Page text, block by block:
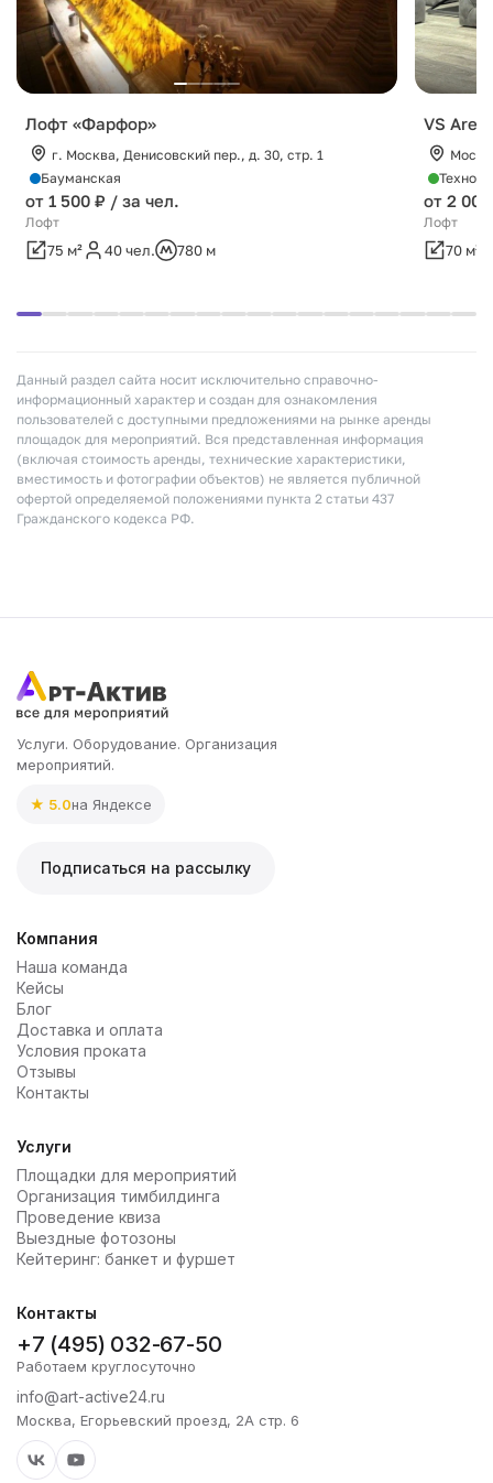
Лофт «Фарфор»
г. Москва, Денисовский пер., д. 30, стр. 1
Бауманская
от 1 500 ₽ / за чел.
Лофт
75 м² 40 чел. 780 м
VS
от 2
Лофт
70 м²
Данный раздел сайта носит исключительно справочно-
информационный характер и создан для ознакомления
пользователей с доступными предложениями на рынке аренды
площадок для мероприятий. Вся представленная информация
(включая стоимость аренды, технические характеристики,
вместимость и фотографии объектов) не является публичной
офертой определяемой положениями пункта 2 статьи 437
Гражданского кодекса РФ.
Услуги. Оборудование. Организация
мероприятий.
★ 5.0на Яндексе
Подписаться на рассылку
Компания
Наша команда
Кейсы
Блог
Доставка и оплата
Условия проката
Отзывы
Контакты
Услуги
Площадки для мероприятий
Организация тимбилдинга
Проведение квиза
Выездные фотозоны
Кейтеринг: банкет и фуршет
Контакты
+7 (495) 032-67-50
Работаем круглосуточно
info@art-active24.ru
Москва, Егорьевский проезд, 2А стр. 6